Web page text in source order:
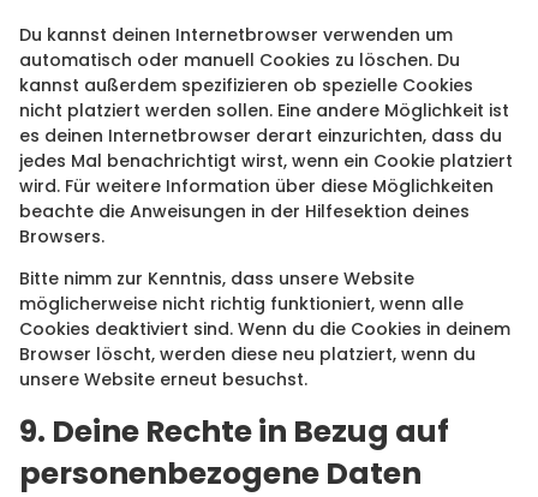
Du kannst deinen Internetbrowser verwenden um
automatisch oder manuell Cookies zu löschen. Du
kannst außerdem spezifizieren ob spezielle Cookies
nicht platziert werden sollen. Eine andere Möglichkeit ist
es deinen Internetbrowser derart einzurichten, dass du
jedes Mal benachrichtigt wirst, wenn ein Cookie platziert
wird. Für weitere Information über diese Möglichkeiten
beachte die Anweisungen in der Hilfesektion deines
Browsers.
Bitte nimm zur Kenntnis, dass unsere Website
möglicherweise nicht richtig funktioniert, wenn alle
Cookies deaktiviert sind. Wenn du die Cookies in deinem
Browser löscht, werden diese neu platziert, wenn du
unsere Website erneut besuchst.
9. Deine Rechte in Bezug auf
personenbezogene Daten